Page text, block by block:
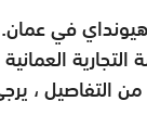
هيونداي في
العمانية